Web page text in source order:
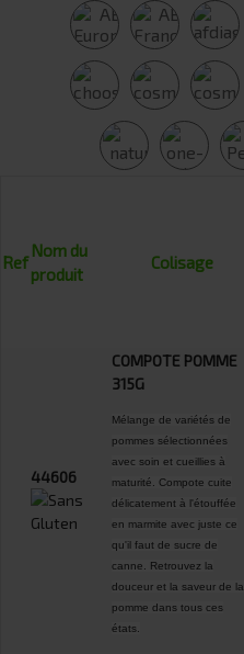
Ref
Nom du
produit
Colisage
44606
COMPOTE POMME
315G
Mélange de variétés de
pommes sélectionnées
avec soin et cueillies à
maturité. Compote cuite
délicatement à l'étouffée
en marmite avec juste ce
qu'il faut de sucre de
canne. Retrouvez la
douceur et la saveur de la
pomme dans tous ces
états.